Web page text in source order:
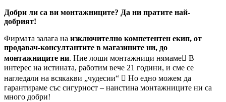
Добри ли са ви монтажниците? Да ни пратите най-
добрият!
Фирмата залага на изключително компетентен екип, от
продавач-консултантите в магазините ни, до
монтажниците ни. Ние лоши монтажници нямаме В
интерес на истината, работим вече 21 години, и сме се
нагледали на всякакви „чудесии“  Но едно можем да
гарантираме със сигурност – наистина монтажниците ни са
много добри!